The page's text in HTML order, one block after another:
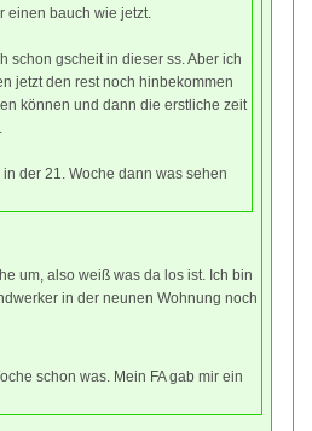
einen bauch wie jetzt.
schon gscheit in dieser ss. Aber ich
jetzt den rest noch hinbekommen
können und dann die erstliche zeit
der 21. Woche dann was sehen
um, also weiß was da los ist. Ich bin
in der neunen Wohnung noch
schon was. Mein FA gab mir ein